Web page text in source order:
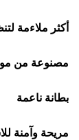
أكثر ملاءمة
مصنوعة من
بطانة ناعمة
مريحة وآمنة